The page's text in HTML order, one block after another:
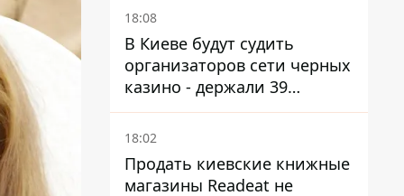
18:08
В Киеве будут судить
организаторов сети черных
казино - держали 39
заведений
18:02
Продать киевские книжные
магазины Readeat не